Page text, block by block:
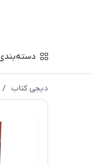
دیجی کتاب /